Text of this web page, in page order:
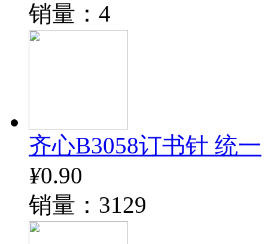
销量：4
齐心B3058订书针 统一
¥0.90
销量：3129